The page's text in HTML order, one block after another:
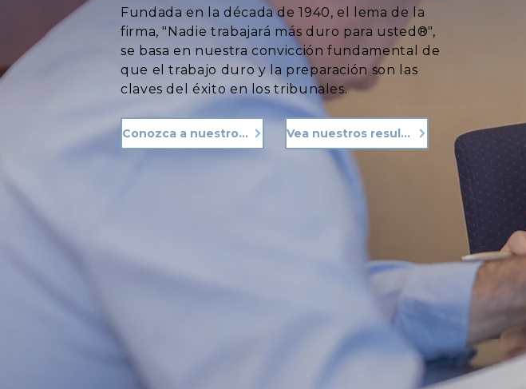
Fundada en la década de 1940, el lema de la
firma, "Nadie trabajará más duro para usted®",
se basa en nuestra convicción fundamental de
que el trabajo duro y la preparación son las
claves del éxito en los tribunales.
Conozca a nuestro equipo Vea nuestros resultados